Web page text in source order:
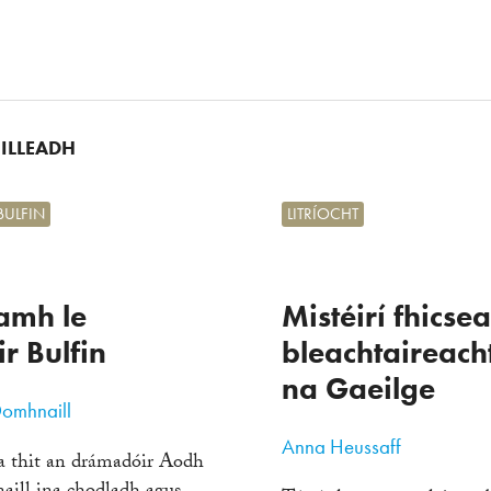
le
Bulfin
thit an drámadóir Aodh
Mistéirí
na Gaeilge
LITRÍOCHT
Anna Heussaff